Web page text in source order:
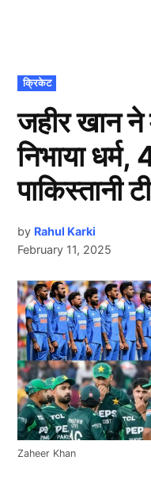
POSTED
IN
क्रिकेट
जहीर खान ने
निभाया
पाकिस्तानी
by Rahul Karki
February 11, 2025
Zaheer Khan